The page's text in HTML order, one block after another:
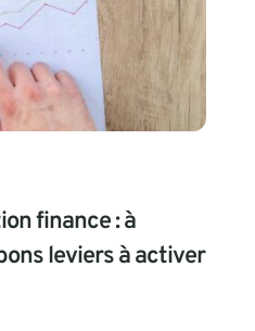
finance : à
leviers à activer